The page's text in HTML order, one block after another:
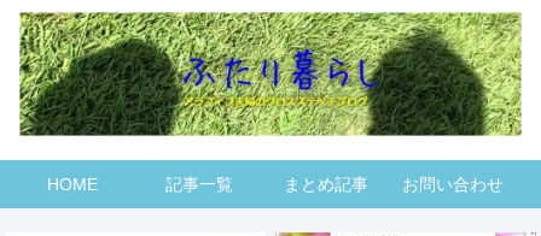
HOME 記事一覧 まとめ記事 お問い合わせ